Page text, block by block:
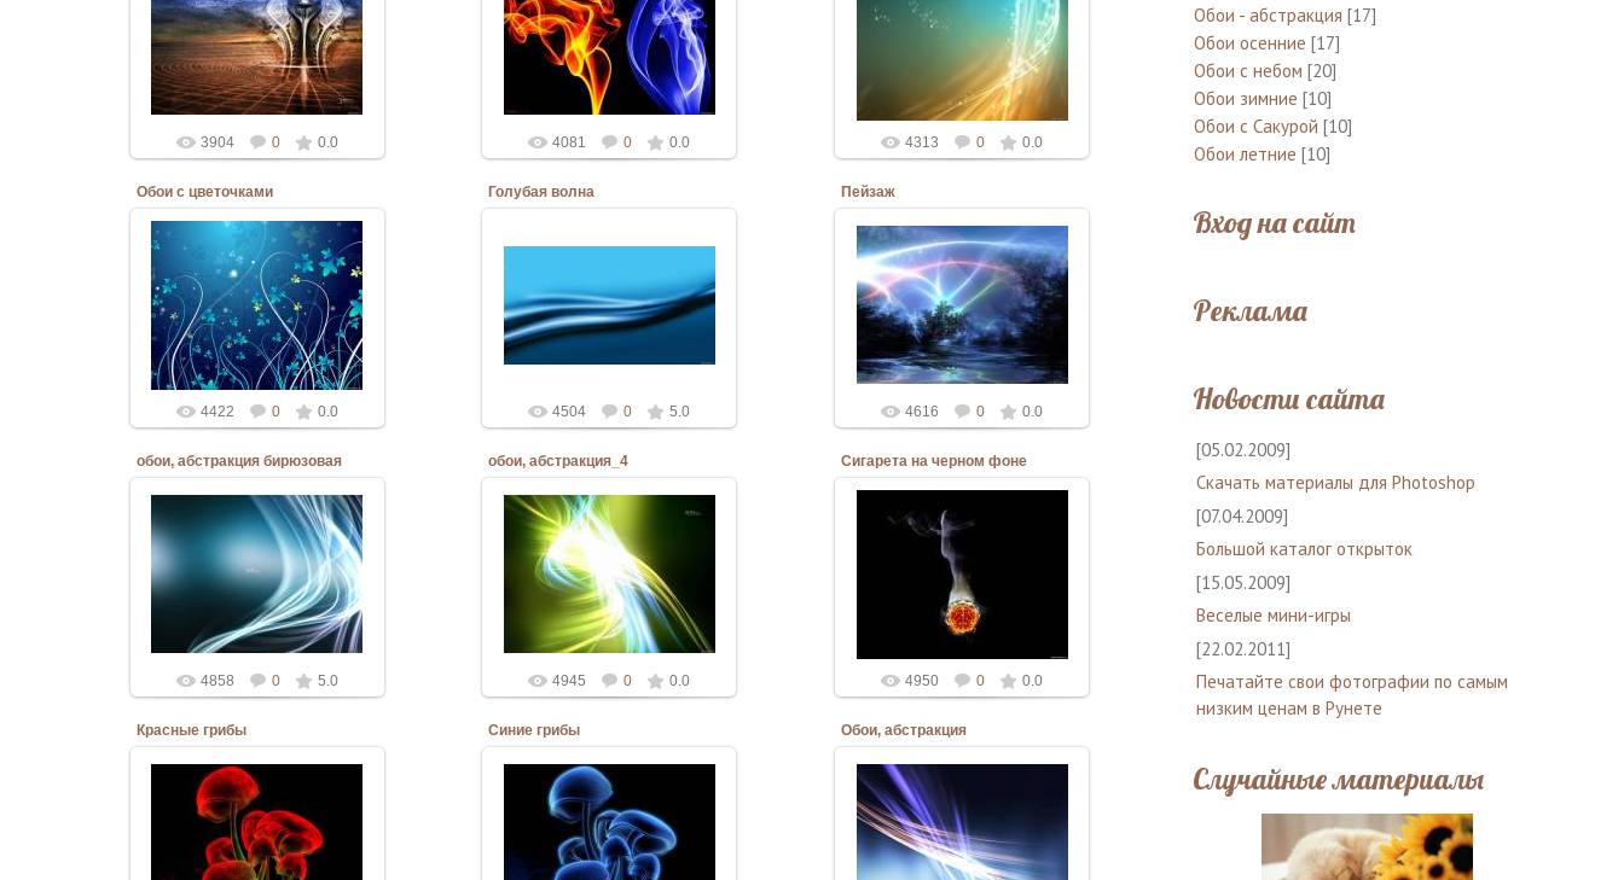
06.03.2010
Admin
3904 0 0.0
06.03.2010
Admin
4081 0 0.0
06.03.2010
4313 0 0.0
Обои с цветочками
06.03.2010
Admin
4422 0 0.0
Голубая волна
30.03.2010
Admin
4504 0 5.0
Пейзаж
06.03.2010
Admin
4616 0 0.0
обои, абстракция бирюзовая
06.03.2010
Admin
4858 0 5.0
обои, абстракция_4
06.03.2010
Admin
4945 0 0.0
Сигарета на черном фоне
06.03.2010
Admin
4950 0 0.0
Красные грибы
06.03.2010
Admin
Синие грибы
06.03.2010
Admin
Обои, абстракция
06.03.2010
Admin
Обои - абстракция [17]
Обои осенние [17]
Обои с небом [20]
Обои зимние [10]
Обои с Сакурой [10]
Обои летние [10]
Вход на сайт
Реклама
Новости сайта
[05.02.2009]
Скачать материалы для Photoshop
[07.04.2009]
Большой каталог открыток
[15.05.2009]
Веселые мини-игры
[22.02.2011]
Печатайте свои фотографии по самым
низким ценам в Рунете
Случайные материалы